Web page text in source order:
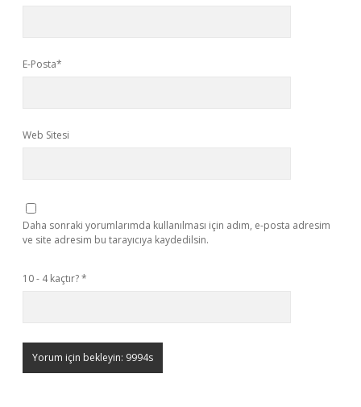
E-Posta*
Web Sitesi
Daha sonraki yorumlarımda kullanılması için adım, e-posta adresim
ve site adresim bu tarayıcıya kaydedilsin.
10 - 4 kaçtır?*